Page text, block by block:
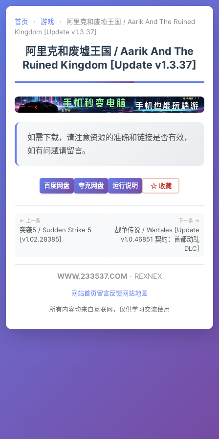
首页 › 游戏 ›
阿里克和废墟王国 / Aarik And The Ruined
Kingdom [Update v1.3.37]
阿里克和废墟王国 / Aarik And The
Ruined Kingdom [Update v1.3.37]
如需下载，请注意资源的准确和链接是否有效，
如有问题请留言。
百度网盘 夸克网盘 运行说明 ☆ 收藏
← 上一条
突袭5 / Sudden Strike 5
[v1.02.28385]
下一条 →
战争传说 / Wartales [Update
v1.0.46851 契约：首都动乱
DLC]
WWW.233537.COM - REXNEX
网站首页留言反馈网站地图
所有内容均来自互联网，仅供学习交流使用